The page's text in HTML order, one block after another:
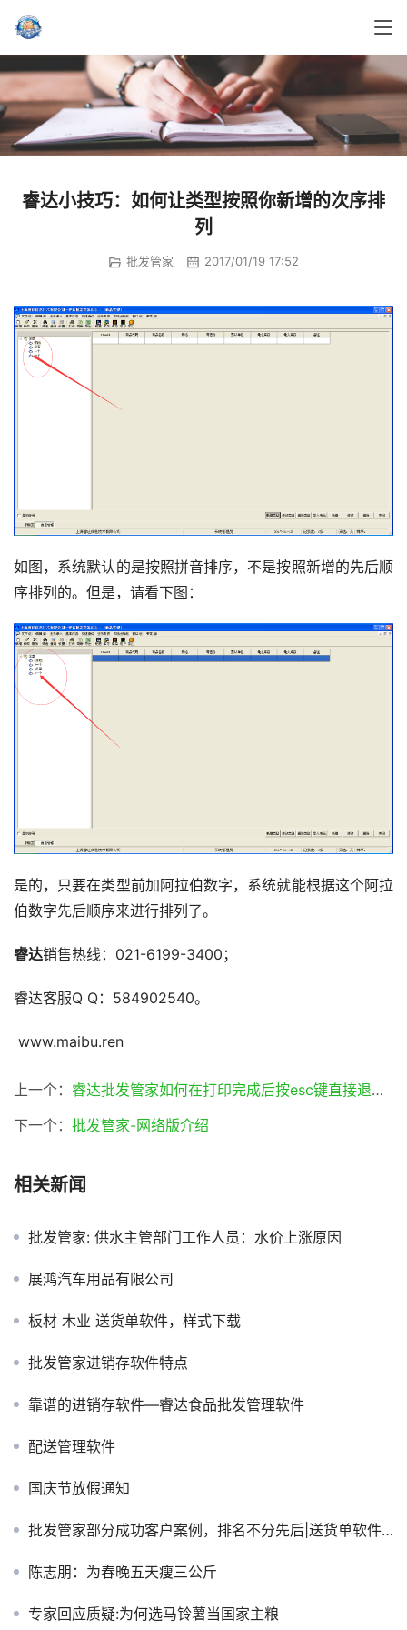
睿达小技巧：如何让类型按照你新增的次序排
列
批发管家 2017/01/19 17:52
如图，系统默认的是按照拼音排序，不是按照新增的先后顺
序排列的。但是，请看下图：
是的，只要在类型前加阿拉伯数字，系统就能根据这个阿拉
伯数字先后顺序来进行排列了。
睿达销售热线：021-6199-3400；
睿达客服Q Q：584902540。
www.maibu.ren
上一个： 睿达批发管家如何在打印完成后按esc键直接退回到主界面呢？
下一个： 批发管家-网络版介绍
相关新闻
批发管家: 供水主管部门工作人员：水价上涨原因
展鸿汽车用品有限公司
板材 木业 送货单软件，样式下载
批发管家进销存软件特点
靠谱的进销存软件—睿达食品批发管理软件
配送管理软件
国庆节放假通知
批发管家部分成功客户案例，排名不分先后|送货单软件|送货单打印软件|送货单格式
陈志朋：为春晚五天瘦三公斤
专家回应质疑:为何选马铃薯当国家主粮